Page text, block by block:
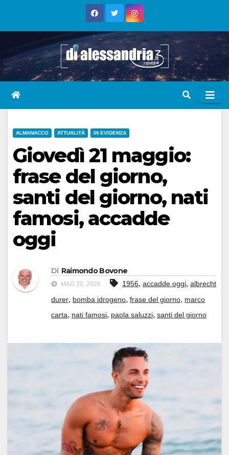
ALMANACCO ATTUALITÀ IN EVIDENZA
Giovedì 21 maggio:
frase del giorno,
santi del giorno, nati
famosi, accadde
oggi
Di Raimondo Bovone
MAG 20, 2026 1956, accadde oggi, albrecht
durer, bomba idrogeno, frase del giorno, marco
carta, nati famosi, paola saluzzi, santi del giorno